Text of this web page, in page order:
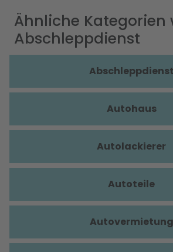
Ähnliche Kategorien
Abschleppdienst
Abschleppdienst
Autohaus
Autolackierer
Autoteile
Autovermietung